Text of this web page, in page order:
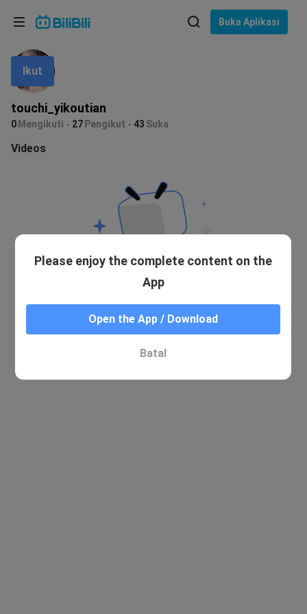
Buka Aplikasi
touchi_yikoutian
0 Mengikuti 27 Pengikut 43 Suka
Ikut
Videos
Please enjoy the complete content on the
App
Open the App / Download
Batal
Bahasa: Bahasa Melayu
In
Pilih bahasa
English
ภาษาไทย
Tiếng Việt